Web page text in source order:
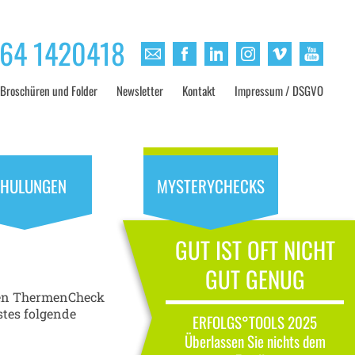
1420418
Broschüren und Folder Newsletter Kontakt Impressum / DSGVO
MYSTERYCHECKS
GUT IST OFT NICHT
GUT GENUG
ERFOLGS°TOOLS 2025
Überlassen Sie nichts dem
ThermenCheck
folgende